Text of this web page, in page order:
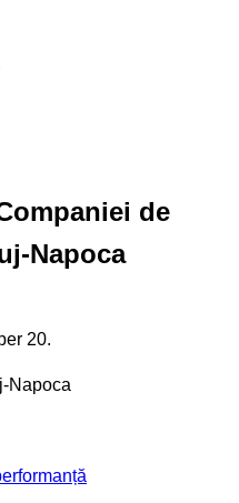
de
Napoca
20.
Napoca